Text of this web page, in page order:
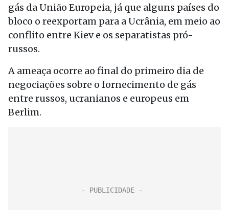
gás da União Europeia, já que alguns países do
bloco o reexportam para a Ucrânia, em meio ao
conflito entre Kiev e os separatistas pró-
russos.
A ameaça ocorre ao final do primeiro dia de
negociações sobre o fornecimento de gás
entre russos, ucranianos e europeus em
Berlim.